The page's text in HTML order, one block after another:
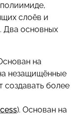
слоёв и
Два основных
на
незащищённые
создавать более
). Основан на